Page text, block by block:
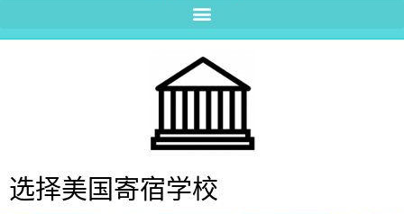
选择美国寄宿学校